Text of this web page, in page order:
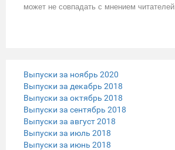
может не совпадать с мнением читателей.
Выпуски за ноябрь 2020
Выпуски за декабрь 2018
Выпуски за октябрь 2018
Выпуски за сентябрь 2018
Выпуски за август 2018
Выпуски за июль 2018
Выпуски за июнь 2018